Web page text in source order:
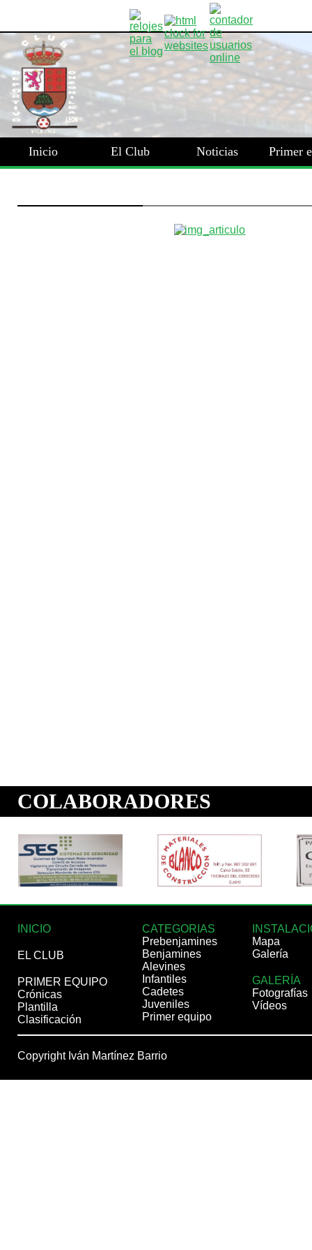
Inicio El Club Noticias Primer
INICIO
EL CLUB
PRIMER EQUIPO
Crónicas
Plantilla
Clasificación
CATEGORIAS
Prebenjamines
Benjamines
Alevines
Infantiles
Cadetes
Juveniles
Primer equipo
Mapa
Galería
GALERÍA
Fotografías
Vídeos
Copyright Iván Martínez Barrio